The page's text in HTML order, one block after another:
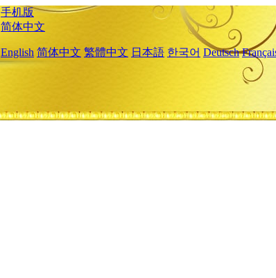
手机版
简体中文
English 简体中文 繁體中文 日本語 한국어 Deutsch